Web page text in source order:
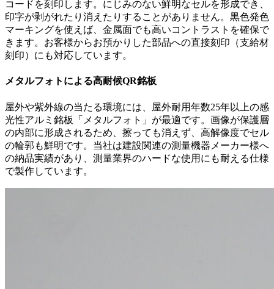
コードを刻印します。にじみのない鮮明なセルを形成でき、
印字が剥がれたり消えたりすることがありません。黒色発色
マーキングを使えば、金属面でも高いコントラストを確保で
きます。お客様からお預かりした部品への直接刻印（支給材
刻印）にも対応しています。
メタルフォトによる高耐候QR銘板
屋外や紫外線の当たる環境には、屋外耐用年数25年以上の感
光性アルミ銘板「メタルフォト」が最適です。画像が保護層
の内部に形成されるため、擦っても消えず、高解像度でセル
の輪郭も鮮明です。当社は建設関連の測量機器メーカー様へ
の納品実績があり、測量業界のハードな使用にも耐える仕様
で製作しています。